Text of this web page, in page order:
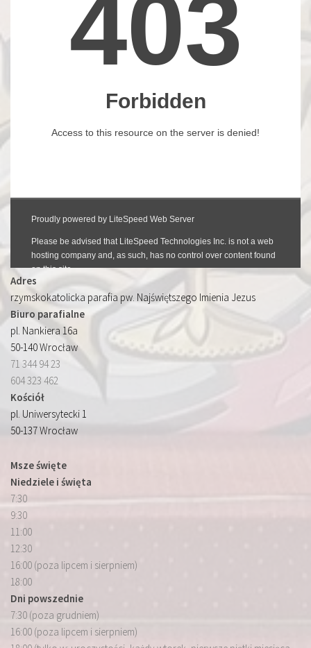
Adres
rzymskokatolicka parafia pw. Najświętszego Imienia Jezus
Biuro parafialne
pl. Nankiera 16a
50-140 Wrocław
71 344 94 23
604 323 462
Kościół
pl. Uniwersytecki 1
50-137 Wrocław
Msze święte
Niedziele i święta
7:30
9:30
11:00
12:30
16:00 (poza lipcem i sierpniem)
18:00
Dni powszednie
7:30 (poza grudniem)
16:00 (poza lipcem i sierpniem)